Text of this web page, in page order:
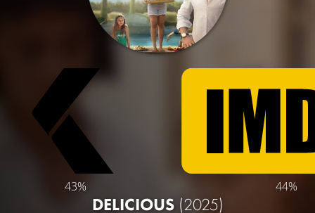
43% 44%
DELICIOUS (2025)